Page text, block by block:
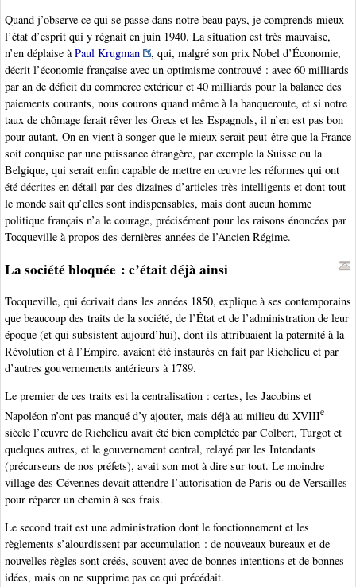
Quand j’observe ce qui se passe dans notre beau pays, je comprends mieux
l’état d’esprit qui y régnait en juin 1940. La situation est très mauvaise,
n’en déplaise àPaul Krugman
, qui, malgré son prix Nobel d’Économie,
décrit l’économie française avec un optimisme controuvé : avec 60 milliards
par an de déficit du commerce extérieur et 40 milliards pour la balance des
paiements courants, nous courons quand même à la banqueroute, et si notre
taux de chômage ferait rêver les Grecs et les Espagnols, il n’en est pas bon
pour autant. On en vient à songer que le mieux serait peut-être que la France
soit conquise par une puissance étrangère, par exemple la Suisse ou la
Belgique, qui serait enfin capable de mettre en œuvre les réformes qui ont
été décrites en détail par des dizaines d’articles très intelligents et dont tout
le monde sait qu’elles sont indispensables, mais dont aucun homme
politique français n’a le courage, précisément pour les raisons énoncées par
Tocqueville à propos des dernières années de l’Ancien Régime.
La société bloquée : c’était déjà ainsi
Tocqueville, qui écrivait dans les années 1850, explique à ses contemporains
que beaucoup des traits de la société, de l’État et de l’administration de leur
époque (et qui subsistent aujourd’hui), dont ils attribuaient la paternité à la
Révolution et à l’Empire, avaient été instaurés en fait par Richelieu et par
d’autres gouvernements antérieurs à 1789.
Le premier de ces traits est la centralisation : certes, les Jacobins et
Napoléon n’ont pas manqué d’y ajouter, mais déjà au milieu du XVIIIe
siècle l’œuvre de Richelieu avait été bien complétée par Colbert, Turgot et
quelques autres, et le gouvernement central, relayé par les Intendants
(précurseurs de nos préfets), avait son mot à dire sur tout. Le moindre
village des Cévennes devait attendre l’autorisation de Paris ou de Versailles
pour réparer un chemin à ses frais.
Le second trait est une administration dont le fonctionnement et les
règlements s’alourdissent par accumulation : de nouveaux bureaux et de
nouvelles règles sont créés, souvent avec de bonnes intentions et de bonnes
idées, mais on ne supprime pas ce qui précédait.